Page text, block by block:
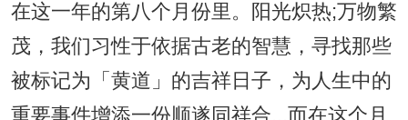
在这一年的第八个月份里。阳光炽热;万物繁
茂，我们习性于依据古老的智慧，寻找那些
被标记为「黄道」的吉祥日子，为人生中的